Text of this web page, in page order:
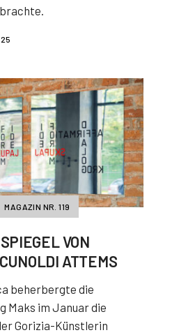
MAGAZIN NR. 119
VON
ATTEMS
beherbergte die
Maks im Januar die
Gorizia-Künstlerin